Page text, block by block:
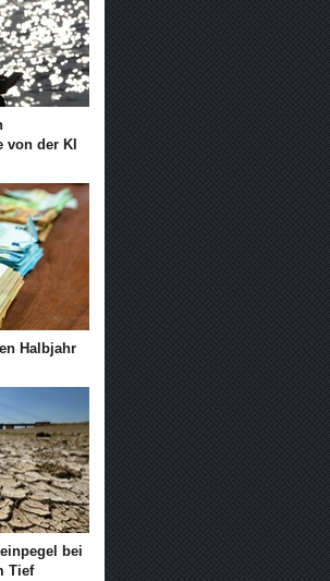
von der KI
Halbjahr
bei
Tief